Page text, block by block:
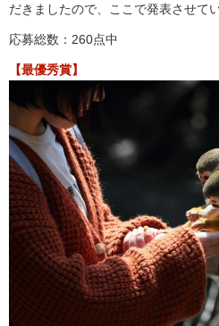
だきましたので、ここで発表させて
応募総数：260点中
【最優秀賞】